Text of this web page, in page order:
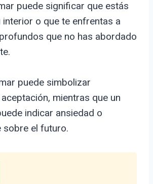
puede significar que estás
o que te enfrentas a
que no has abordado
puede simbolizar
mientras que un
indicar ansiedad o
sobre el futuro.